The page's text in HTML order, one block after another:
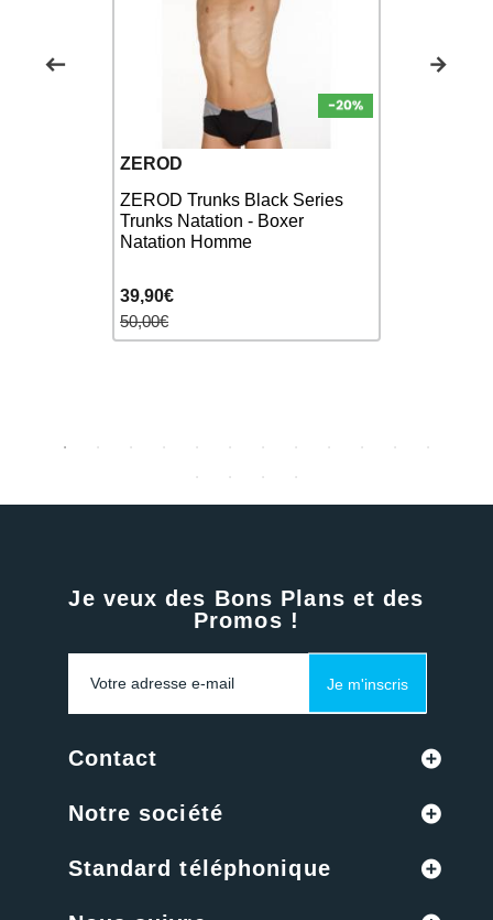
ZEROD
ZEROD Trunks Black Series
Trunks Natation - Boxer
Natation Homme
39,90€
50,00€
Je veux des Bons Plans et des
Promos !
Je m'inscris
Contact
Notre société
Standard téléphonique